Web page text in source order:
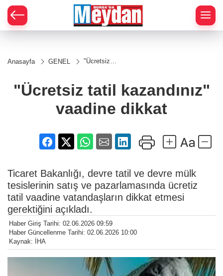
Anasayfa GENEL
"Ücretsiz
vaadine
dikkat
"Ücretsiz tatil kazandınız"
vaadine dikkat
Ticaret Bakanlığı, devre tatil ve devre mülk
tesislerinin satış ve pazarlamasında ücretiz
tatil vaadine vatandaşların dikkat etmesi
gerektiğini açıkladı.
Haber Giriş Tarihi: 02.06.2026 09:59
Haber Güncellenme Tarihi: 02.06.2026 10:00
Kaynak: İHA